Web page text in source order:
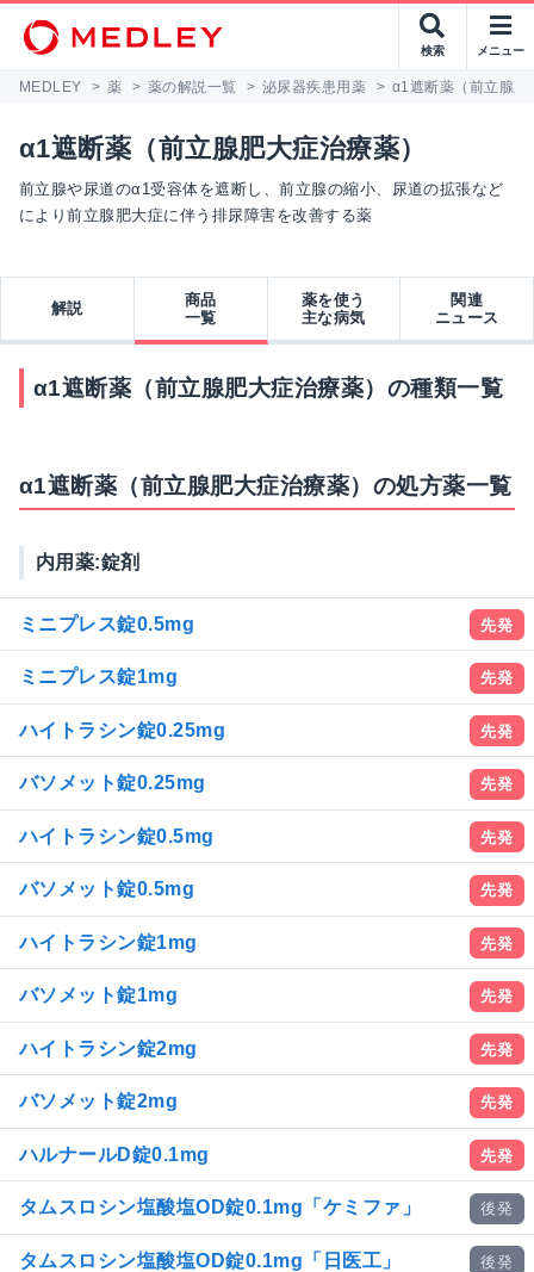
検索 メニュー
MEDLEY > 薬 > 薬の解説一覧 > 泌尿器疾患用薬 > α1遮断薬（前立腺肥
α1遮断薬（前立腺肥大症治療薬）
前立腺や尿道のα1受容体を遮断し、前立腺の縮小、尿道の拡張など
により前立腺肥大症に伴う排尿障害を改善する薬
解説
商品
一覧
薬を使う
主な病気
関連
ニュース
α1遮断薬（前立腺肥大症治療薬）の種類一覧
α1遮断薬（前立腺肥大症治療薬）の処方薬一覧
内用薬:錠剤
ミニプレス錠0.5mg 先発
ミニプレス錠1mg 先発
ハイトラシン錠0.25mg 先発
バソメット錠0.25mg 先発
ハイトラシン錠0.5mg 先発
バソメット錠0.5mg 先発
ハイトラシン錠1mg 先発
バソメット錠1mg 先発
ハイトラシン錠2mg 先発
バソメット錠2mg 先発
ハルナールD錠0.1mg 先発
タムスロシン塩酸塩OD錠0.1mg「ケミファ」 後発
タムスロシン塩酸塩OD錠0.1mg「日医工」 後発